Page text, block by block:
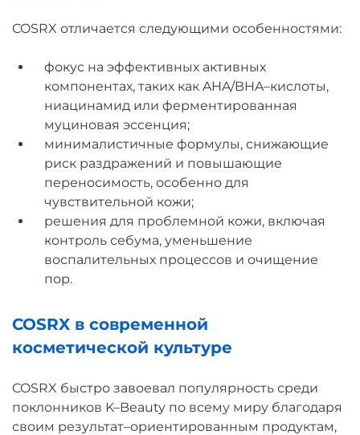
COSRX отличается следующими особенностями:
фокус на эффективных активных
компонентах, таких как AHA/BHA–кислоты,
ниацинамид или ферментированная
муциновая эссенция;
минималистичные формулы, снижающие
риск раздражений и повышающие
переносимость, особенно для
чувствительной кожи;
решения для проблемной кожи, включая
контроль себума, уменьшение
воспалительных процессов и очищение
пор.
COSRX в современной
косметической культуре
COSRX быстро завоевал популярность среди
поклонников K–Beauty по всему миру благодаря
своим результат–ориентированным продуктам,